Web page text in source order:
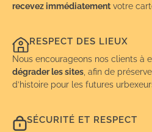
recevez immédiatement votre
RESPECT DES LIEUX
Nous encourageons nos clients à
dégrader les sites , afin de
d’histoire pour les futures
SÉCURITÉ ET RESPECT